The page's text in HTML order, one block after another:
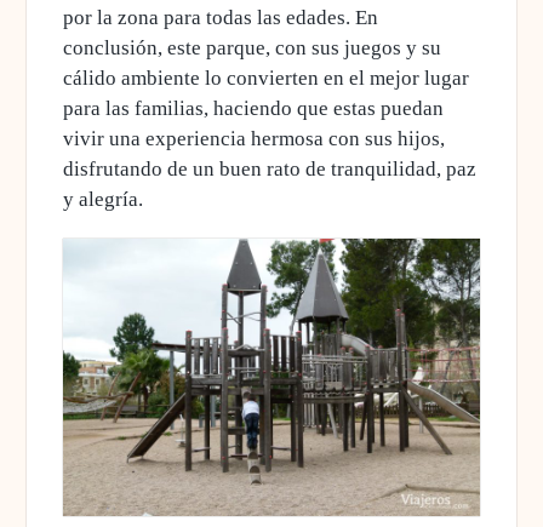
por la zona para todas las edades. En
conclusión, este parque, con sus juegos y su
cálido ambiente lo convierten en el mejor lugar
para las familias, haciendo que estas puedan
vivir una experiencia hermosa con sus hijos,
disfrutando de un buen rato de tranquilidad, paz
y alegría.